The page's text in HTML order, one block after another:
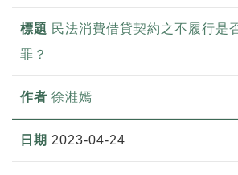
民法消費借貸契約之不履行是
罪？
徐溎嫣
2023-04-24